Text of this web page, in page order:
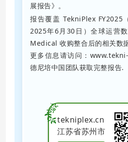
展报告》。
报告覆盖 TekniPlex
2025年6月30日）全球运营
Medical 收购整合后的相关数据
更多信息请访问：
德尼培中国团队获取完整报告.
tekniplex.cn
江苏省苏州市